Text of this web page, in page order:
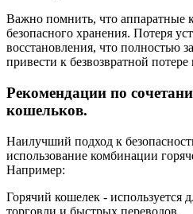
Важно помнить, что аппаратные
безопасного хранения. Потеря
восстановления, что полностью
привести к безвозвратной
Рекомендации по
кошельков.
Наилучший подход к
использование комбинации
Например:
Горячий кошелек - используется
торговли и быстрых переводов.